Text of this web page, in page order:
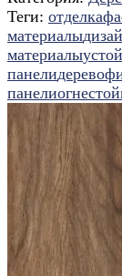
Теги: отделка
материалы
материалы
панелидерево
панели